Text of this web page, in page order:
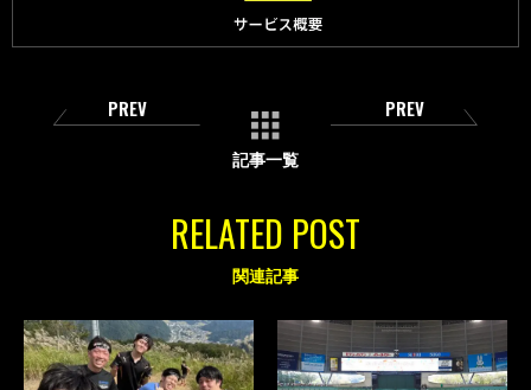
PREV
記事一覧
PREV
RELATED POST
関連記事